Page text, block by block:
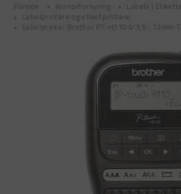
Forside Kontorforsyning
Labels |
Labelprintere og etiketprintere
Labelprinter Brother PT-H110 t/3,5 - 12mm